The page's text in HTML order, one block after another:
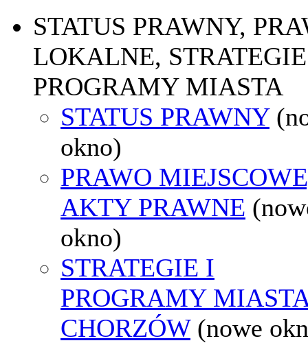
STATUS PRAWNY,
LOKALNE,
PROGRAMY MIASTA
STATUS PRAWNY
okno)
PRAWO
AKTY PRAWNE
okno)
STRATEGIE I
PROGRAMY
CHORZÓW (nowe